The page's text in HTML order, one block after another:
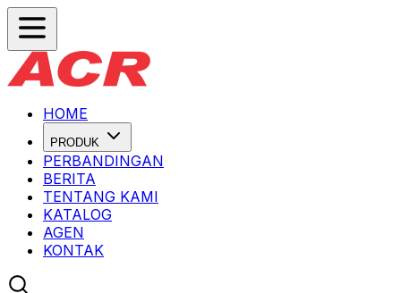
HOME
PRODUK
PERBANDINGAN
BERITA
TENTANG KAMI
KATALOG
AGEN
KONTAK